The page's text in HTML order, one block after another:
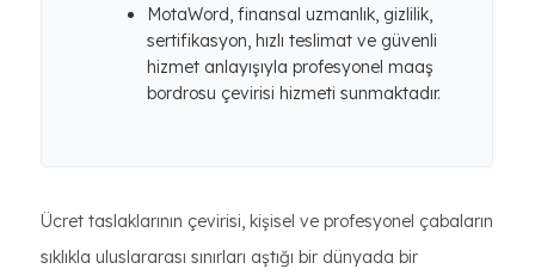
MotaWord, finansal uzmanlık, gizlilik,
sertifikasyon, hızlı teslimat ve güvenli
hizmet anlayışıyla profesyonel maaş
bordrosu çevirisi hizmeti sunmaktadır.
Ücret taslaklarının çevirisi, kişisel ve profesyonel çabaların
sıklıkla uluslararası sınırları aştığı bir dünyada bir